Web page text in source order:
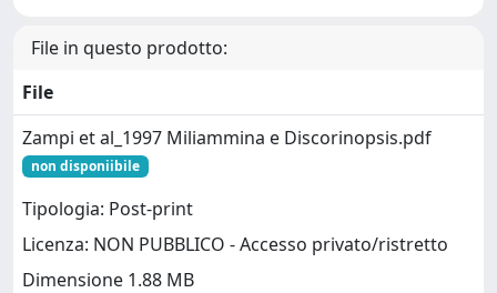
File in questo prodotto:
File
Zampi et al_1997 Miliammina e Discorinopsis.pdf
non disponiibile
Tipologia: Post-print
Licenza: NON PUBBLICO - Accesso privato/ristretto
Dimensione 1.88 MB